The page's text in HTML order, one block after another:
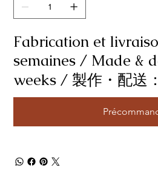
Fabrication et
semaines / Made &
weeks / 製作・配送